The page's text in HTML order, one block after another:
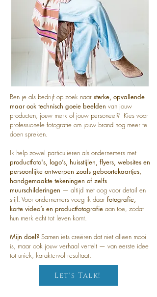
Ben je als bedrijf op zoek naar sterke, opvallende
maar ook technisch goeie beelden van jouw
producten, jouw merk of jouw personeel? Kies voor
professionele fotografie om jouw brand nog meer te
doen spreken.
Ik help zowel particulieren als ondernemers met
productfoto's, logo’s, huisstijlen, flyers, websites en
persoonlijke ontwerpen zoals geboortekaartjes,
handgemaakte tekeningen of zelfs
muurschilderingen — altijd met oog voor detail en
stijl. Voor ondernemers voeg ik daar fotografie,
korte video’s en productfotografie aan toe, zodat
hun merk echt tot leven komt.
Mijn doel? Samen iets creëren dat niet alleen mooi
is, maar ook jouw verhaal vertelt — van eerste idee
tot uniek, karaktervol resultaat.
Let's Talk!